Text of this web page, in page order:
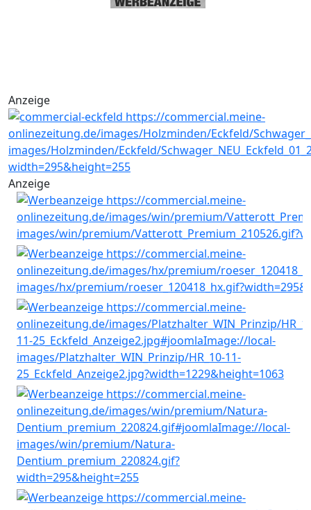
Anzeige
Anzeige